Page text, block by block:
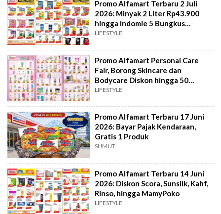
Promo Alfamart Terbaru 2 Juli
2026: Minyak 2 Liter Rp43.900
hingga Indomie 5 Bungkus
Rp14.600
LIFESTYLE
Promo Alfamart Personal Care
Fair, Borong Skincare dan
Bodycare Diskon hingga 50
Persen
LIFESTYLE
Promo Alfamart Terbaru 17 Juni
2026: Bayar Pajak Kendaraan,
Gratis 1 Produk
SUMUT
Promo Alfamart Terbaru 14 Juni
2026: Diskon Scora, Sunsilk, Kahf,
Rinso, hingga MamyPoko
LIFESTYLE